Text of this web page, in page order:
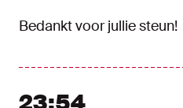
Bedankt voor jullie steun!